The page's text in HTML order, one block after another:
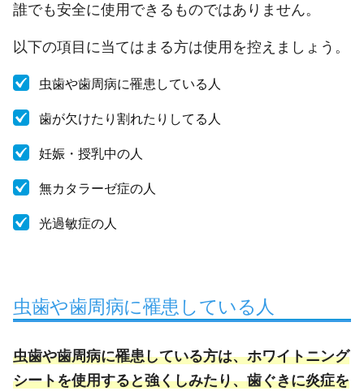
誰でも安全に使用できるものではありません。
以下の項目に当てはまる方は使用を控えましょう。
虫歯や歯周病に罹患している人
歯が欠けたり割れたりしてる人
妊娠・授乳中の人
無カタラーゼ症の人
光過敏症の人
虫歯や歯周病に罹患している人
虫歯や歯周病に罹患している方は、ホワイトニング
シートを使用すると強くしみたり、歯ぐきに炎症を